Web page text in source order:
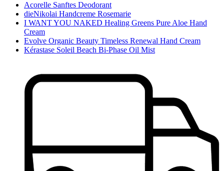
Acorelle Sanftes Deodorant
dieNikolai Handcreme Rosemarie
I WANT YOU NAKED Healing Greens Pure Aloe Hand
Cream
Evolve Organic Beauty Timeless Renewal Hand Cream
Kérastase Soleil Beach Bi-Phase Oil Mist